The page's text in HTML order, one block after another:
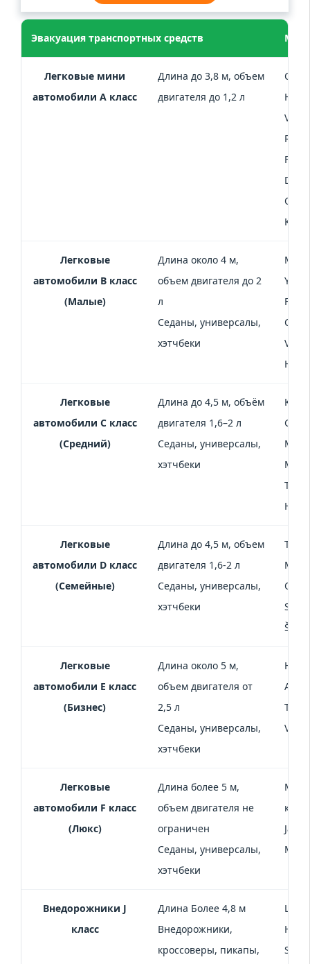
Эвакуация транспортных средств
Легковые мини
автомобили А класс
Длина до 3,8 м, объем
двигателя до 1,2 л
Ока,
Ka
Легковые
автомобили В класс
(Малые)
Длина около 4 м,
объем двигателя до 2
л
Седаны, универсалы,
хэтчбеки
Mini
Ford
Легковые
автомобили C класс
(Средний)
Длина до 4,5 м, объём
двигателя 1,6–2 л
Седаны, универсалы,
хэтчбеки
Kia
Golf,
Легковые
автомобили D класс
(Семейные)
Длина до 4,5 м, объем
двигателя 1,6-2 л
Седаны, универсалы,
хэтчбеки
Opel
Легковые
автомобили Е класс
(Бизнес)
Длина около 5 м,
объем двигателя от
2,5 л
Седаны, универсалы,
хэтчбеки
Audi
Легковые
автомобили F класс
(Люкс)
Длина более 5 м,
объем двигателя не
ограничен
Седаны, универсалы,
хэтчбеки
Внедорожники J
класс
Длина Более 4,8 м
Внедорожники,
кроссоверы, пикапы,
Lada